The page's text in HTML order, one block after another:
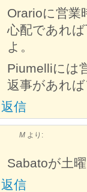
Orarioに営業
心配であれ
よ。
Piumelliには
返事があれ
返信
M より:
Sabatoが土
返信